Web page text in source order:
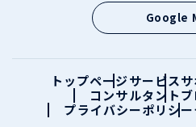
Google
トップページサービス
コンサルタント
プライバシーポリシー